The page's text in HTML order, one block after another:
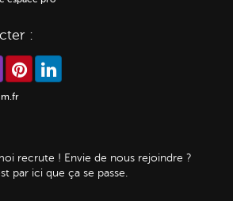
:
recrute ! Envie de nous rejoindre ?
par ici que ça se passe.